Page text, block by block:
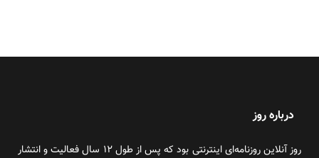
درباره روز
روز آنلاین روزنامه‌ای اینترنتی بود که پس از طول ۱۲ سال فعالیت و انتشار